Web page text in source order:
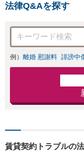
法律Q&Aを探す
例） 離婚 慰謝料 誹謗中
賃貸契約トラブルの